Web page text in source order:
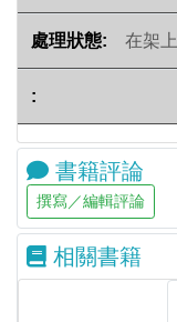
在架上
書籍評論
相關書籍